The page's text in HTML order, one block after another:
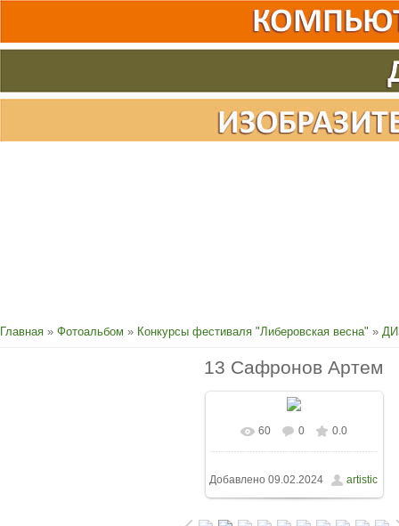
Главная » Фотоальбом » Конкурсы фестиваля "Либеровская весна" »
13 Сафронов Артем
60 0 0.0
Добавлено 09.02.2024 artistic